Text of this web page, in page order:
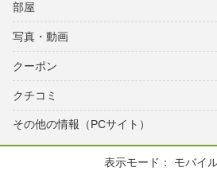
部屋
写真・動画
クーポン
クチコミ
その他の情報（PCサイト）
表示モード： モバイ